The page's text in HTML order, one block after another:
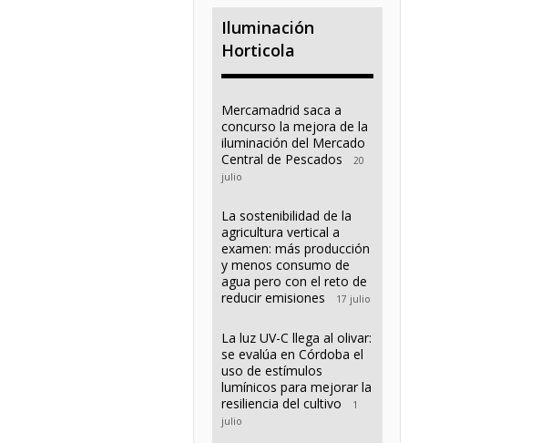
Iluminación
Horticola
Mercamadrid saca a
concurso la mejora de la
iluminación del Mercado
Central de Pescados
20
julio
La sostenibilidad de la
agricultura vertical a
examen: más producción
y menos consumo de
agua pero con el reto de
reducir emisiones
17 julio
La luz UV-C llega al olivar:
se evalúa en Córdoba el
uso de estímulos
lumínicos para mejorar la
resiliencia del cultivo
1
julio